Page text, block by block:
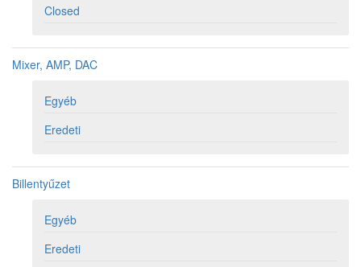
Closed
Mixer, AMP, DAC
Egyéb
Eredeti
Billentyűzet
Egyéb
Eredeti